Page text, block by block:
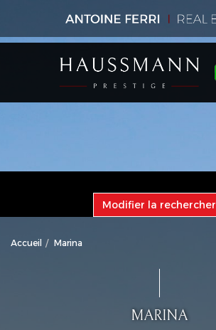
Modifier la rechercher
Accueil Marina
MARINA